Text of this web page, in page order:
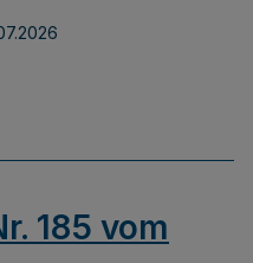
185 vom